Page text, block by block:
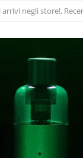
arrivi negli store!,